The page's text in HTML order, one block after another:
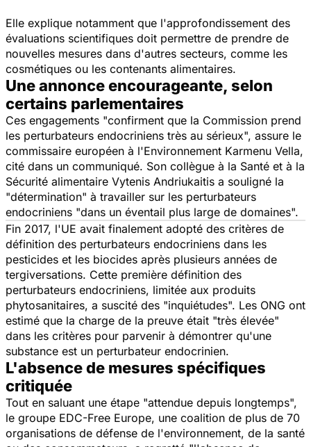
Elle explique notamment que l'approfondissement des
évaluations scientifiques doit permettre de prendre de
nouvelles mesures dans d'autres secteurs, comme les
cosmétiques ou les contenants alimentaires.
Une annonce encourageante, selon
certains parlementaires
Ces engagements "confirment que la Commission prend
les perturbateurs endocriniens très au sérieux", assure le
commissaire européen à l'Environnement Karmenu Vella,
cité dans un communiqué. Son collègue à la Santé et à la
Sécurité alimentaire Vytenis Andriukaitis a souligné la
"détermination" à travailler sur les perturbateurs
endocriniens "dans un éventail plus large de domaines".
Fin 2017, l'UE avait finalement adopté des critères de
définition des perturbateurs endocriniens dans les
pesticides et les biocides après plusieurs années de
tergiversations. Cette première définition des
perturbateurs endocriniens, limitée aux produits
phytosanitaires, a suscité des "inquiétudes". Les ONG ont
estimé que la charge de la preuve était "très élevée"
dans les critères pour parvenir à démontrer qu'une
substance est un perturbateur endocrinien.
L'absence de mesures spécifiques
critiquée
Tout en saluant une étape "attendue depuis longtemps",
le groupe EDC-Free Europe, une coalition de plus de 70
organisations de défense de l'environnement, de la santé